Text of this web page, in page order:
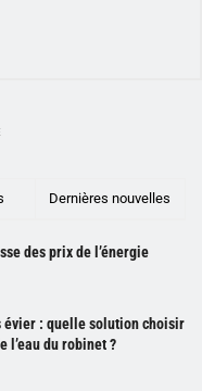
Dernières nouvelles
des prix de l’énergie
: quelle solution choisir
l’eau du robinet ?